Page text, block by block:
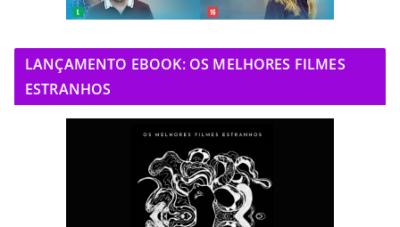
LANÇAMENTO EBOOK: OS MELHORES FILMES
ESTRANHOS